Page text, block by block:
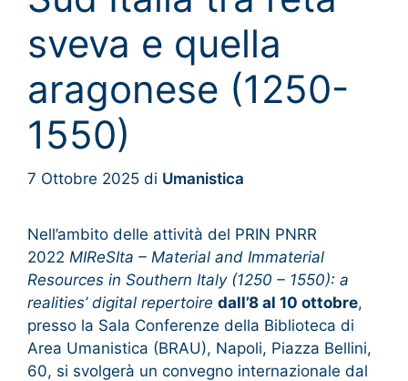
sveva e quella
aragonese (1250-
1550)
7 Ottobre 2025 di Umanistica
Nell’ambito delle attività del PRIN PNRR
2022 MIReSIta – Material and Immaterial
Resources in Southern Italy (1250 – 1550): a
realities’ digital repertoire dall’8 al 10 ottobre,
presso la Sala Conferenze della Biblioteca di
Area Umanistica (BRAU), Napoli, Piazza Bellini,
60, si svolgerà un convegno internazionale dal